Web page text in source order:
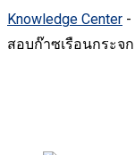
Knowledge Center -
สอบก๊าซเรือนกระจก